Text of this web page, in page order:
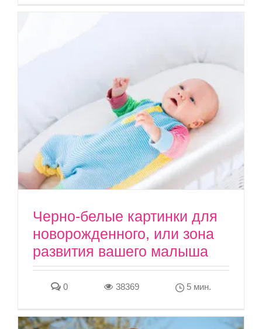
Черно-белые картинки для
новорожденного, или зона
развития вашего малыша
0 38369 5 мин.